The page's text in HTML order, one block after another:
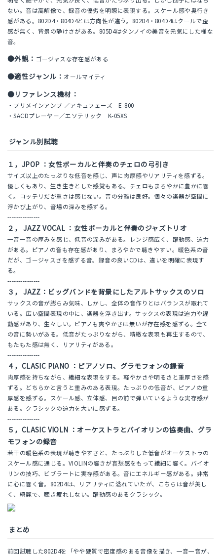
ない。音は高解像で、録音の優劣を明瞭に表現する。スケール感や奥行き
感がある。802D4・804D4とは方向性が違う。802D4・804D4はクールで歪
感が無く、背景の静けさがある。805D4はタンノイの美音を元気にした様な
音。
●外観： ゴージャスな存在感がある
●適性ジャンル： オールマイティ
●リファレンス機材：
・プリメインアンプ ／アキュフェーズ E-800
・SACDプレーヤー／エソテリック K-05XS
ジャンル別試聴
１，JPOP ：女性ボーカルと伴奏のチェロの弓引き
サイズ以上のたっぷりな低音を感じ、声に肉厚感やリアリティを感ずる。
優しくもあり、生き生きとした感覚もある。チェロもまろやかに豊かに響
く。コッテリだが重さは感じない。音の分離は良好。個々の楽器が空間に
浮かび上がり、音場の深みを感ずる。
---------------
２， JAZZ VOCAL ：女性ボーカルと伴奏のジャズトリオ
一音一音の厚みを感じ、低音の深みがある。レンジ感広く、躍動感、迫力
がある。ピアノの音も存在感があり、まろやかで聴きやすい。暖色系の音
だが、ゴージャスさを感ずる音。録音の良いCDは、違いを明確に表現す
る。
---------------
３， JAZZ：ビッグバンドを背景にしたアルトサックスのソロ
サックスの音が膨らみ気味、しかし、全体の音作りとはバランスが取れて
いる。広い空間表現の中に、楽器を浮き出す。サックスの表現は迫力や躍
動感があり、生々しい。ピアノも爽やかさは無いが存在感を感ずる。全て
の音に勢いがある。低音がたっぷりながら、精緻な表現も再生するので、
もたもた感は無く、リアリティがある。
---------------
４，CLASIC PIANO ：ピアノソロ、グラモフォンの録音
肉厚感を持ちながら、繊細な表現をする。軽やかさや明るさと重厚さを感
ずる。どちらかと言うと重みのある表現。たっぷりの低音が、ピアノの重
厚感を感ずる。スケール感、立体感、目の前で弾いているような実存感が
ある。クラシックの迫力を大いに感ずる。
---------------
５，CLASIC VIOLN ：オーケストラとバイオリンの協奏曲、グラ
モフォンの録音
若干の暖色系の表現が聴きやすさと、たっぷりした低音がオーケストラの
スケール感に通じる。VIOLINの響きが哀愁感をもって繊細に響く。バイオ
リンの技巧、ビブラートに実存感がある。音にエネルギー感がある。非常
に心に響く音。802D4は、リアリティに溢れていたが、こちらは音が美し
く、綺麗で、聴き疲れしない。躍動感のあるクラシック。
まとめ
前回試聴した802D4を「やや硬質で密度感のある音像を描き、一音一音が、